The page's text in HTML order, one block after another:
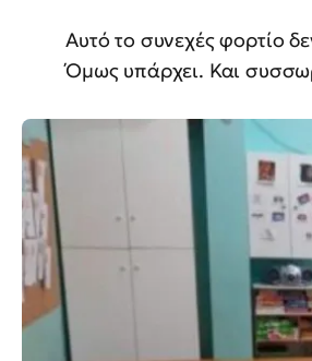
Αυτό το συνεχές φορτίο
Όμως υπάρχει. Και